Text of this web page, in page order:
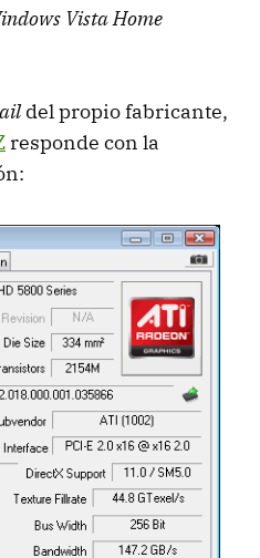
Vista Home
del propio fabricante,
responde con la